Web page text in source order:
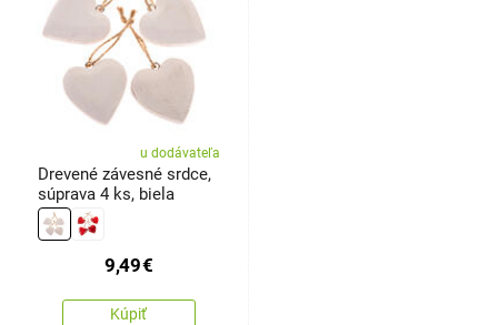
u dodávateľa
Drevené závesné srdce,
súprava 4 ks, biela
9,49€
Kúpiť